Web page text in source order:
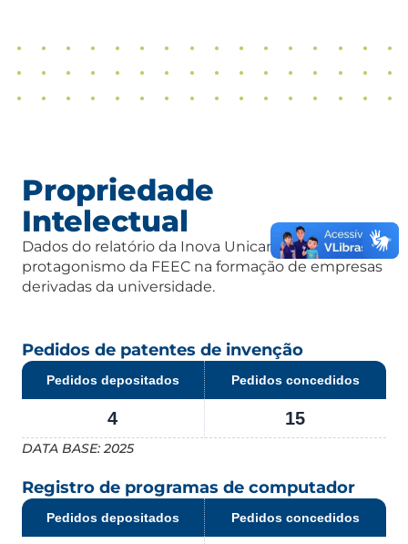
Propriedade
Intelectual
Dados do relatório da Inova Unicamp mostram o
protagonismo da FEEC na formação de empresas
derivadas da universidade.
Pedidos de patentes de invenção
Pedidos depositados Pedidos concedidos
4 15
DATA BASE: 2025
Registro de programas de computador
Pedidos depositados Pedidos concedidos